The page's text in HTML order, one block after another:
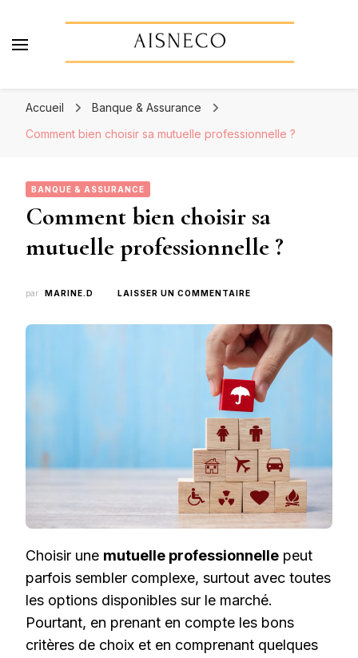
Accueil
Banque & Assurance
Comment bien choisir sa mutuelle professionnelle ?
BANQUE & ASSURANCE
Comment bien choisir sa
mutuelle professionnelle ?
par MARINE.D LAISSER UN COMMENTAIRE
CHOISIR
SA
MUTUELLE
PROFESSIONNELLE
?
Choisir une mutuelle professionnelle peut
parfois sembler complexe, surtout avec toutes
les options disponibles sur le marché.
Pourtant, en prenant en compte les bons
critères de choix et en comprenant quelques